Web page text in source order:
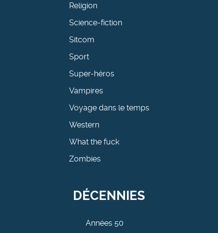
Religion
Science-fiction
Sitcom
Sport
Super-héros
Vampires
Voyage dans le temps
Western
What the fuck
Zombies
DÉCENNIES
Années 50